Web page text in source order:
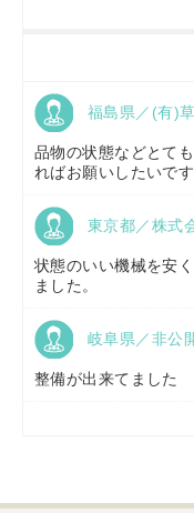
京都府／
福島県／(有)草野商
山形県／株式会社ノ
福島県／(有)
品物の状態などとて
ればお願いしたいです
東京都／株式
状態のいい機械を安
ました。
岐阜県／非公
整備が出来てました